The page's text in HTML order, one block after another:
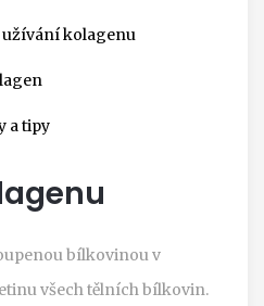
kolagenu
a tipy
bílkovinou v
všech tělních bílkovin.